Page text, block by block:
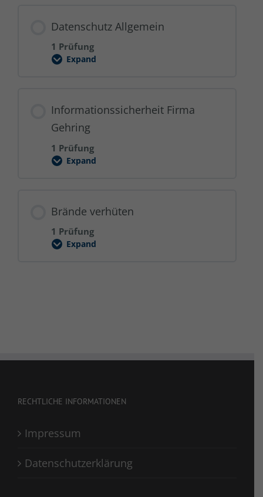
Datenschutz Allgemein
1 Prüfung
Expand
Datenschutz
Informationssicherheit Firma
Gehring
1 Prüfung
Expand
Informationssicherheit
Brände verhüten
1 Prüfung
Expand
Brände
RECHTLICHE INFORMATIONEN
Impressum
Datenschutzerklärung